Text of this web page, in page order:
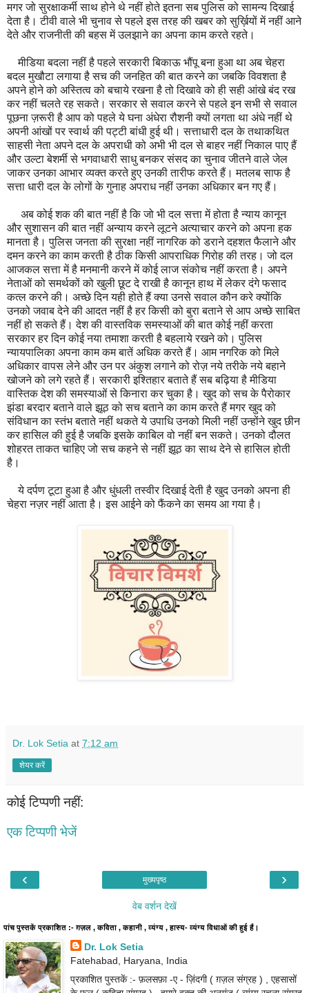
मगर जो सुरक्षाकर्मी साथ होने थे नहीं होते इतना सब पुलिस को सामन्य दिखाई
देता है। टीवी वाले भी चुनाव से पहले इस तरह की खबर को सुर्ख़ियों में नहीं आने
देते और राजनीती की बहस में उलझाने का अपना काम करते रहते।
मीडिया बदला नहीं है पहले सरकारी बिकाऊ भौंपू बना हुआ था अब चेहरा
बदल मुखौटा लगाया है सच की जनहित की बात करने का जबकि विवशता है
अपने होने को अस्तित्व को बचाये रखना है तो दिखावे को ही सही आंखे बंद रख
कर नहीं चलते रह सकते। सरकार से सवाल करने से पहले इन सभी से सवाल
पूछना ज़रूरी है आप को पहले ये घना अंधेरा रौशनी क्यों लगता था अंधे नहीं थे
अपनी आंखों पर स्वार्थ की पट्टी बांधी हुई थी। सत्ताधारी दल के तथाकथित
साहसी नेता अपने दल के अपराधी को अभी भी दल से बाहर नहीं निकाल पाए हैं
और उल्टा बेशर्मी से भगवाधारी साधु बनकर संसद का चुनाव जीतने वाले जेल
जाकर उनका आभार व्यक्त करते हुए उनकी तारीफ करते हैं। मतलब साफ है
सत्ता धारी दल के लोगों के गुनाह अपराध नहीं उनका अधिकार बन गए हैं।
अब कोई शक की बात नहीं है कि जो भी दल सत्ता में होता है न्याय कानून
और सुशासन की बात नहीं अन्याय करने लूटने अत्याचार करने को अपना हक
मानता है। पुलिस जनता की सुरक्षा नहीं नागरिक को डराने दहशत फैलाने और
दमन करने का काम करती है ठीक किसी आपराधिक गिरोह की तरह। जो दल
आजकल सत्ता में है मनमानी करने में कोई लाज संकोच नहीं करता है। अपने
नेताओं को समर्थकों को खुली छूट दे राखी है कानून हाथ में लेकर दंगे फसाद
कत्ल करने की। अच्छे दिन यही होते हैं क्या उनसे सवाल कौन करे क्योंकि
उनको जवाब देने की आदत नहीं है हर किसी को बुरा बताने से आप अच्छे साबित
नहीं हो सकते हैं। देश की वास्तविक समस्याओं की बात कोई नहीं करता
सरकार हर दिन कोई नया तमाशा करती है बहलाये रखने को। पुलिस
न्यायपालिका अपना काम कम बातें अधिक करते हैं। आम नगरिक को मिले
अधिकार वापस लेने और उन पर अंकुश लगाने को रोज़ नये तरीके नये बहाने
खोजने को लगे रहते हैं। सरकारी इश्तिहार बताते हैं सब बढ़िया है मीडिया
वास्तिक देश की समस्याओं से किनारा कर चुका है। खुद को सच के पैरोकार
झंडा बरदार बताने वाले झूठ को सच बताने का काम करते हैं मगर खुद को
संविधान का स्तंभ बताते नहीं थकते ये उपाधि उनको मिली नहीं उन्होंने खुद छीन
कर हासिल की हुई है जबकि इसके काबिल वो नहीं बन सकते। उनको दौलत
शोहरत ताकत चाहिए जो सच कहने से नहीं झूठ का साथ देने से हासिल होती
है।
ये दर्पण टूटा हुआ है और धुंधली तस्वीर दिखाई देती है खुद उनको अपना ही
चेहरा नज़र नहीं आता है। इस आईने को फैंकने का समय आ गया है।
Dr. Lok Setia at 7:12 am
शेयर करें
कोई टिप्पणी नहीं:
एक टिप्पणी भेजें
‹ ›
मुख्यपृष्ठ
वेब वर्शन देखें
पांच पुस्तकें प्रकाशित :- ग़ज़ल , कविता , कहानी , व्यंग्य , हास्य- व्यंग्य विधाओं की हुई हैं।
Dr. Lok Setia
Fatehabad, Haryana, India
प्रकाशित पुस्तकें :- फ़लसफ़ा -ए - ज़िंदगी ( ग़ज़ल संग्रह ) , एहसासों